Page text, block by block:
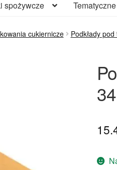
spożywcze Tematyczne
cukiernicze Podkłady pod